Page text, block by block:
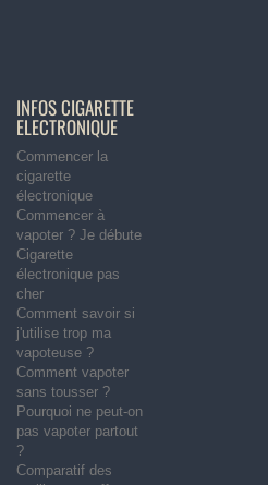
INFOS CIGARETTE
ELECTRONIQUE
Commencer la
cigarette
électronique
Commencer à
vapoter ? Je débute
Cigarette
électronique pas
cher
Comment savoir si
j'utilise trop ma
vapoteuse ?
Comment vapoter
sans tousser ?
Pourquoi ne peut-on
pas vapoter partout
?
Comparatif des